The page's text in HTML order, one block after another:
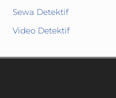
Sewa Detektif
Video Detektif